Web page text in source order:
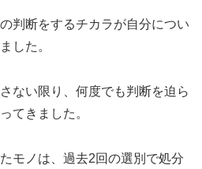
判断をするチカラが自分につい
した。
ない限り、何度でも判断を迫ら
てきました。
モノは、過去2回の選別で処分